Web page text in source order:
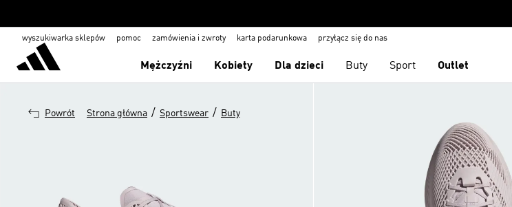
wyszukiwarka sklepów pomoc zamówienia i zwroty karta podarunkowa przyłącz się do nas
Mężczyźni Kobiety Dla dzieci Buty Sport Outlet
Powrót Strona główna / Sportswear / Buty